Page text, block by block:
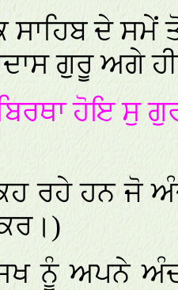
ਸਾਹਿਬ ਦੇ ਸਮੇਂ
ਗੁਰੂ ਅਗੇ
ਹੋਇ ਸੁ
ਰਹੇ ਹਨ ਜੋ
ਨੂੰ ਅਪਨੇ